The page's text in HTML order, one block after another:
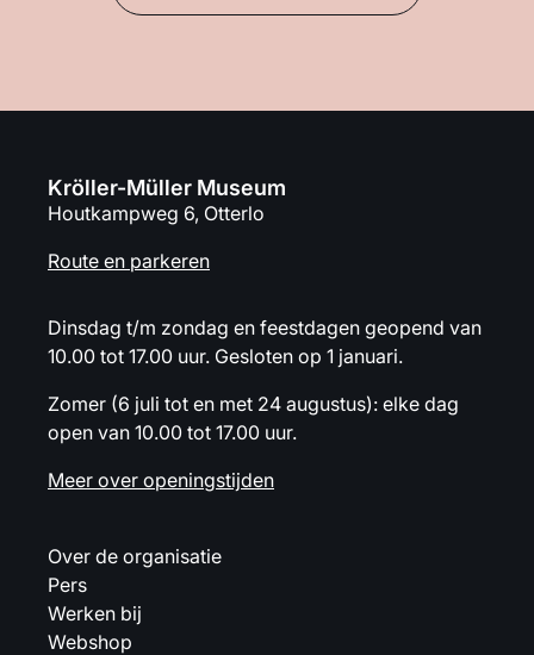
Kröller-Müller Museum
Houtkampweg 6, Otterlo
Route en parkeren
Dinsdag t/m zondag en feestdagen geopend van
10.00 tot 17.00 uur. Gesloten op 1 januari.
Zomer (6 juli tot en met 24 augustus): elke dag
open van 10.00 tot 17.00 uur.
Meer over openingstijden
Over de organisatie
Pers
Werken bij
Webshop